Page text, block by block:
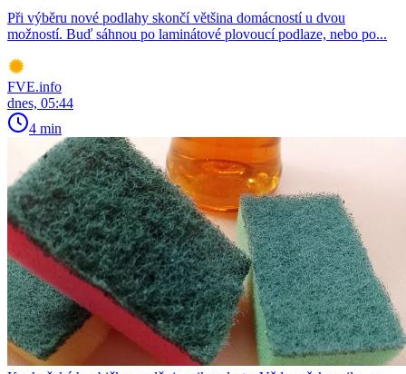
Při výběru nové podlahy skončí většina domácností u dvou
možností. Buď sáhnou po laminátové plovoucí podlaze, nebo po...
FVE.info
dnes, 05:44
4 min